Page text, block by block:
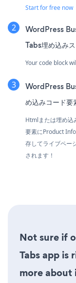
Start for free now
WordPress
Tabs埋め込み
Your code block
WordPress
め込みコード要
Htmlまたは埋め込
要素にProduct
存してライブペー
されます！
Not sure if
Tabs app is
more about